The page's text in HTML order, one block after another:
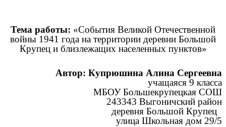
Тема работы: «События Великой Отечественной
войны 1941 года на территории деревни Большой
Крупец и близлежащих населенных пунктов»
Автор: Купрюшина Алина Сергеевна
учащаяся 9 класса
МБОУ Большекрупецкая СОШ
243343 Выгоничский район
деревня Большой Крупец
улица Школьная дом 29/5